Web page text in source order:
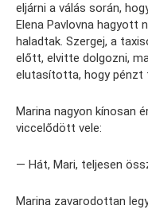
eljárni a válás során,
Elena Pavlovna hagyott
haladtak. Szergej, a
előtt, elvitte dolgozni,
elutasította, hogy pénzt
Marina nagyon kínosan
viccelődött vele:
— Hát, Mari, teljesen
Marina zavarodottan